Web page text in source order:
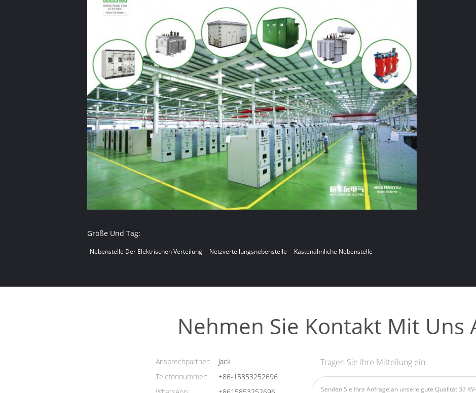
Größe Und Tag:
Nebenstelle Der Elektrischen Verteilung Netzverteilungsnebenstelle Kastenähnliche Nebenstelle
Nehmen Sie Kontakt Mit Uns
Ansprechpartner:
Jack
Telefonnummer:
+86-15853252696
Tragen Sie Ihre Mitteilung ein